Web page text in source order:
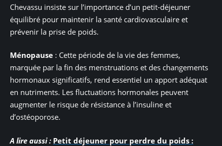
Chevassu insiste sur l’importance d’un petit-déjeuner
équilibré pour maintenir la santé cardiovasculaire et
prévenir la prise de poids.
Ménopause : Cette période de la vie des femmes,
marquée par la fin des menstruations et des changements
hormonaux significatifs, rend essentiel un apport adéquat
en nutriments. Les fluctuations hormonales peuvent
augmenter le risque de résistance à l’insuline et
d’ostéoporose.
A lire aussi : Petit déjeuner pour perdre du poids :